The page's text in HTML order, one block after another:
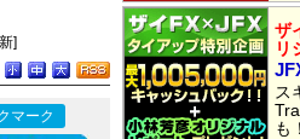
]
マーク
ザ
リ
ス
も！